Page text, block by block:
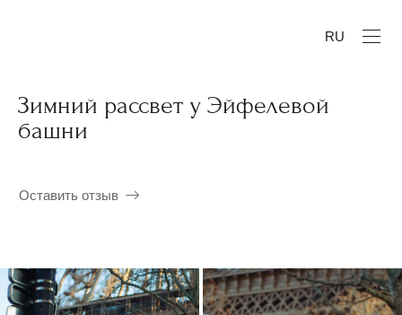
RU
Зимний рассвет у Эйфелевой
башни
Оставить отзыв